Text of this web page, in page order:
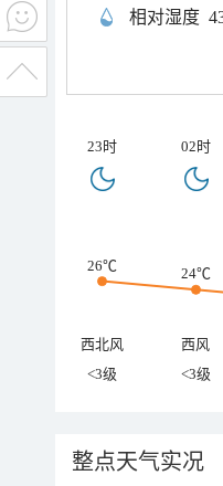
相对湿度
23时 02时
26℃
24℃
西北风 西风
<3级
<3级
整点天气实况